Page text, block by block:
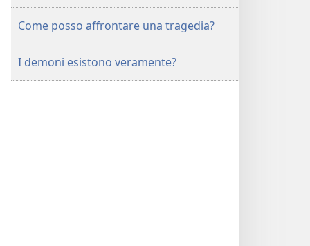
Come posso affrontare una tragedia?
I demoni esistono veramente?